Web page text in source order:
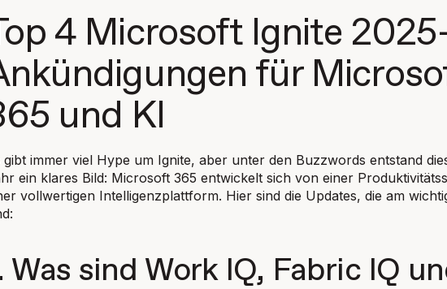
4 Microsoft Ignite
für
und KI
gibt immer viel Hype um Ignite, aber unter den Buzzwords entstand
ein klares Bild: Microsoft 365 entwickelt sich von einer
vollwertigen Intelligenzplattform. Hier sind die Updates, die am
Was sind Work IQ, Fabric IQ